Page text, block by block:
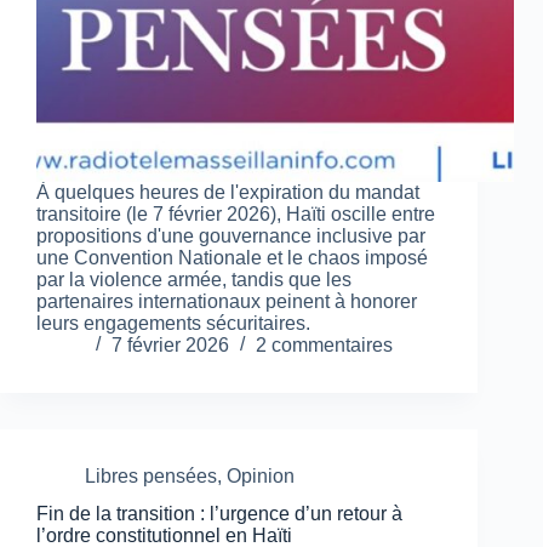
À quelques heures de l'expiration du mandat
transitoire (le 7 février 2026), Haïti oscille entre
propositions d'une gouvernance inclusive par
une Convention Nationale et le chaos imposé
par la violence armée, tandis que les
partenaires internationaux peinent à honorer
leurs engagements sécuritaires.
7 février 2026
2 commentaires
Libres pensées, Opinion
Fin de la transition : l’urgence d’un retour à
l’ordre constitutionnel en Haïti